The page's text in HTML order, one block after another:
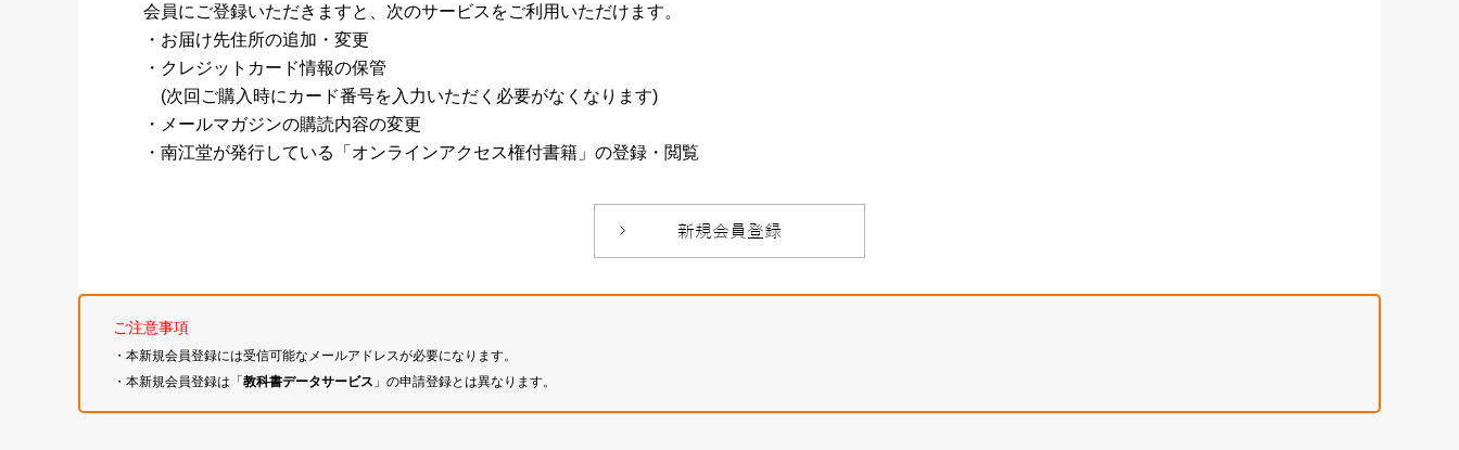
会員にご登録いただきますと、次のサービスをご利用いただけます。
・お届け先住所の追加・変更
・クレジットカード情報の保管
(次回ご購入時にカード番号を入力いただく必要がなくなります)
・メールマガジンの購読内容の変更
・南江堂が発行している「オンラインアクセス権付書籍」の登録・閲覧
ご注意事項
・本新規会員登録には受信可能なメールアドレスが必要になります。
・本新規会員登録は「教科書データサービス 」の申請登録とは異なります。